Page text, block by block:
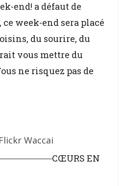
end! a défaut de
week-end sera placé
du sourire, du
vous mettre du
ne risquez pas de
Waccai
CŒURS EN